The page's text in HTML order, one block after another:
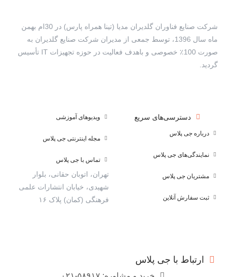
شرکت صنایع فناوران گلدیران مدیا (تینا همراه پارس) در 30ام بهمن
ماه سال 1396، توسط جمعی از مدیران شرکت صنایع گلدیران به
صورت 100٪ خصوصی و باهدف فعالیت در حوزه تجهیزات IT تأسیس
گردید.
دسترسی‌های سریع
درباره جی پلاس
نمایندگی‌های جی پلاس
مشتریان جی پلاس
ثبت سفارش آنلاین
ویدیوهای آموزشی
مجله اینترنتی جی پلاس
تماس با جی پلاس
تهران، اتوبان حقانی، بلوار
شهیدی، خیابان انتشارات علمی
فرهنگی (کمان) پلاک ۱۶
ارتباط با جی پلاس